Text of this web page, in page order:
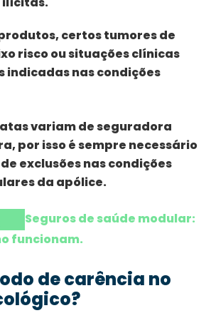
certos tumores de
risco ou situações clínicas
indicadas nas condições
variam de seguradora
por isso é sempre necessário
exclusões nas condições
da apólice.
Seguros de saúde modular:
funcionam.
de carência no